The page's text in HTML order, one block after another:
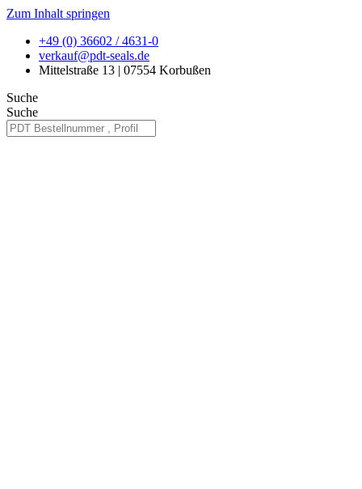
Zum Inhalt springen
+49 (0) 36602 / 4631-0
verkauf@pdt-seals.de
Mittelstraße 13 | 07554 Korbußen
Suche
Suche